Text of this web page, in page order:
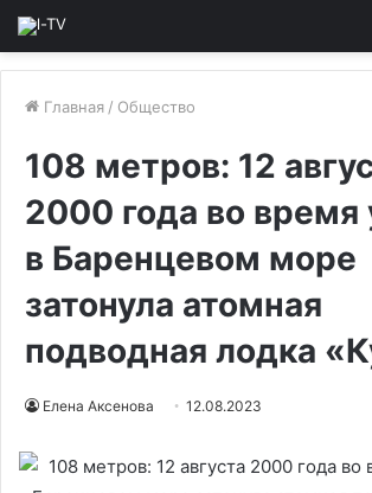
Главная / Общество
108 метров: 12
2000 года во время
в Баренцевом море
затонула атомная
подводная лодка
Елена Аксенова 12.08.2023